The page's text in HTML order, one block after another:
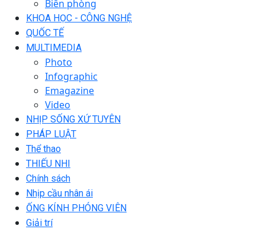
Biên phòng
KHOA HỌC - CÔNG NGHỆ
QUỐC TẾ
MULTIMEDIA
Photo
Infographic
Emagazine
Video
NHỊP SỐNG XỨ TUYÊN
PHÁP LUẬT
Thể thao
THIẾU NHI
Chính sách
Nhịp cầu nhân ái
ỐNG KÍNH PHÓNG VIÊN
Giải trí